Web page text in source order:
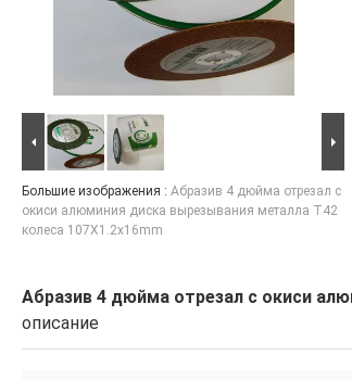
Большие изображения : Абразив 4 дюйма отрезал с
окиси алюминия диска вырезывания металла T42
колеса 107X1.2x16mm
Абразив 4 дюйма отрезал с окиси
описание